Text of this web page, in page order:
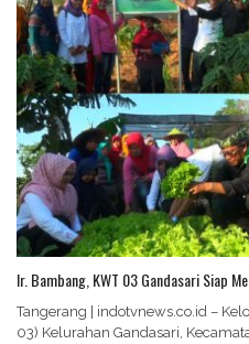
Ir. Bambang, KWT 03 Gandasari Siap
Tangerang | indotvnews.co.id –
03) Kelurahan Gandasari,